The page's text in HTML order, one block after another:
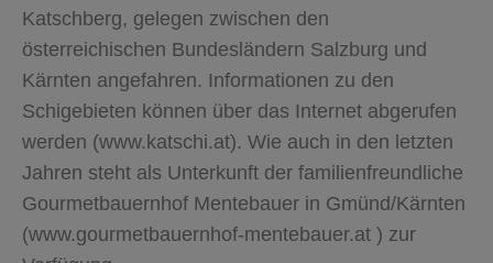
Katschberg, gelegen zwischen den
österreichischen Bundesländern Salzburg und
Kärnten angefahren. Informationen zu den
Schigebieten können über das Internet abgerufen
werden (www.katschi.at). Wie auch in den letzten
Jahren steht als Unterkunft der familienfreundliche
Gourmetbauernhof Mentebauer in Gmünd/Kärnten
(www.gourmetbauernhof-mentebauer.at ) zur